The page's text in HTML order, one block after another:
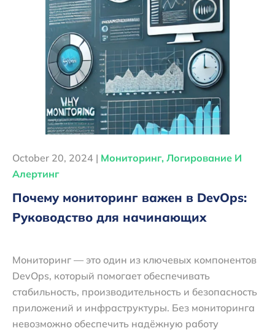
October 20, 2024 | Мониторинг, Логирование И
Алертинг
Почему мониторинг важен в DevOps:
Руководство для начинающих
Мониторинг — это один из ключевых компонентов
DevOps, который помогает обеспечивать
стабильность, производительность и безопасность
приложений и инфраструктуры. Без мониторинга
невозможно обеспечить надёжную работу